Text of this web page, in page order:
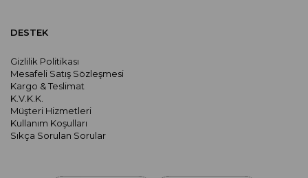
DESTEK
Gizlilik Politikası
Mesafeli Satış Sözleşmesi
Kargo & Teslimat
K.V.K.K.
Müşteri Hizmetleri
Kullanım Koşulları
Sıkça Sorulan Sorular